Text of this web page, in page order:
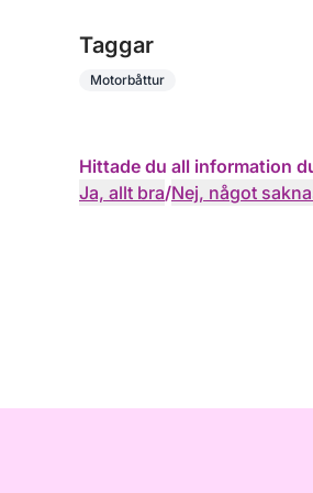
Taggar
Motorbåttur
Hittade du all information
Ja, allt bra/Nej, något